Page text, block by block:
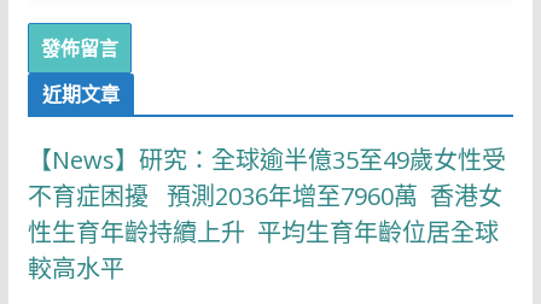
近期文章
【News】研究：全球逾半億35至49歲女性受
不育症困擾 預測2036年增至7960萬 香港女
性生育年齡持續上升 平均生育年齡位居全球
較高水平